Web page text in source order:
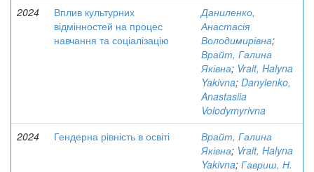
2024
Вплив культурних
відмінностей на процес
навчання та соціалізацію
Даниленко,
Анастасія
Володимирівна;
Врайт, Галина
Яківна; Vrait, Halyna
Yakivna; Danylenko,
Anastasiia
Volodymyrivna
2024
Гендерна рівність в освіті
Врайт, Галина
Яківна; Vrait, Halyna
Yakivna; Гавриш, Н.